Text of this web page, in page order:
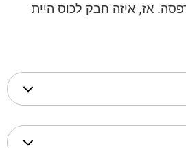
אז, איזה חבק לכוס היית